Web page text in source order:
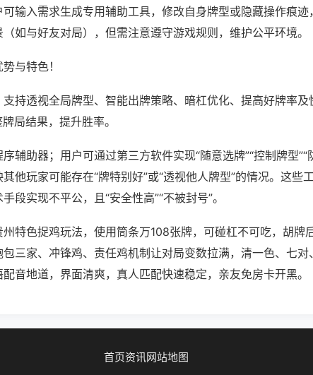
输入需求生成专用辅助工具，修改自身牌型或隐藏操作痕迹
如与好友对局），但需注意遵守游戏规则，维护公平环境。
与特色！
持透视全局牌型、智能出牌策略、暗杠优化、提高好牌率及
局结果，提升胜率。
辅助器；用户可通过第三方软件实现“随意选牌”“控制牌型”“
他玩家可能存在“牌特别好”或“透视他人牌型”的情况。这些
段实现不平公，且“安全性高”“不被封号”。
特色捉鸡玩法，使用筒条万108张牌，可碰杠不可吃，胡牌
三家、冲锋鸡、责任鸡机制让对局变数拉满，清一色、七对
音地道，界面清爽，真人匹配快速稳定，亲友免房卡开黑。
首页资讯网站地图